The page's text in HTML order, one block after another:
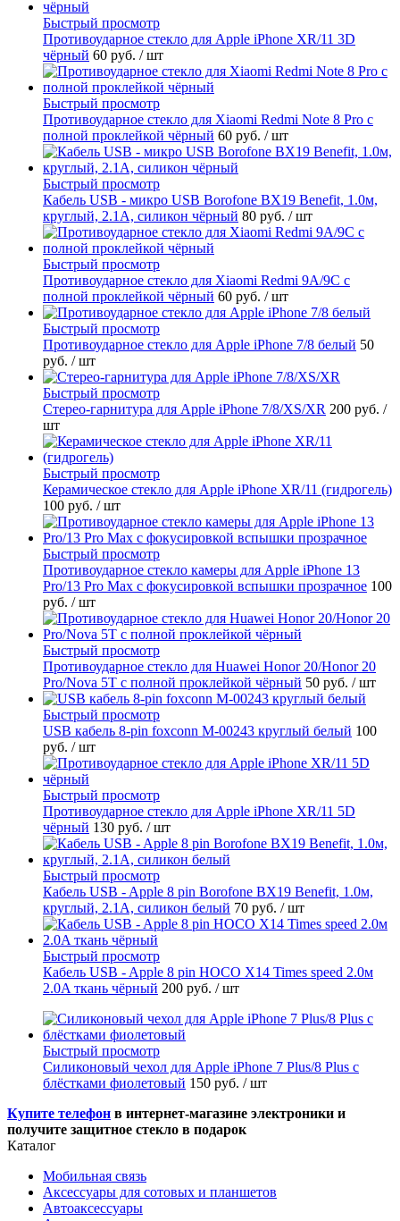
Быстрый просмотр
Противоударное стекло для Apple iPhone XR/11 3D
чёрный 60 руб. / шт
Быстрый просмотр
Противоударное стекло для Xiaomi Redmi Note 8 Pro с
полной проклейкой чёрный 60 руб. / шт
Быстрый просмотр
Кабель USB - микро USB Borofone BX19 Benefit, 1.0м,
круглый, 2.1A, силикон чёрный 80 руб. / шт
Быстрый просмотр
Противоударное стекло для Xiaomi Redmi 9A/9C с
полной проклейкой чёрный 60 руб. / шт
Быстрый просмотр
Противоударное стекло для Apple iPhone 7/8 белый 50
руб. / шт
Быстрый просмотр
Стерео-гарнитура для Apple iPhone 7/8/XS/XR 200 руб. /
шт
Быстрый просмотр
Керамическое стекло для Apple iPhone XR/11 (гидрогель)
100 руб. / шт
Быстрый просмотр
Противоударное стекло камеры для Apple iPhone 13
Pro/13 Pro Max с фокусировкой вспышки прозрачное 100
руб. / шт
Быстрый просмотр
Противоударное стекло для Huawei Honor 20/Honor 20
Pro/Nova 5T с полной проклейкой чёрный 50 руб. / шт
Быстрый просмотр
USB кабель 8-pin foxconn M-00243 круглый белый 100
руб. / шт
Быстрый просмотр
Противоударное стекло для Apple iPhone XR/11 5D
чёрный 130 руб. / шт
Быстрый просмотр
Кабель USB - Apple 8 pin Borofone BX19 Benefit, 1.0м,
круглый, 2.1A, силикон белый 70 руб. / шт
Быстрый просмотр
Кабель USB - Apple 8 pin HOCO X14 Times speed 2.0м
2.0A ткань чёрный 200 руб. / шт
Быстрый просмотр
Силиконовый чехол для Apple iPhone 7 Plus/8 Plus с
блёстками фиолетовый 150 руб. / шт
Купите телефон в интернет-магазине электроники и
получите защитное стекло в подарок
Каталог
Мобильная связь
Аксессуары для сотовых и планшетов
Автоаксессуары